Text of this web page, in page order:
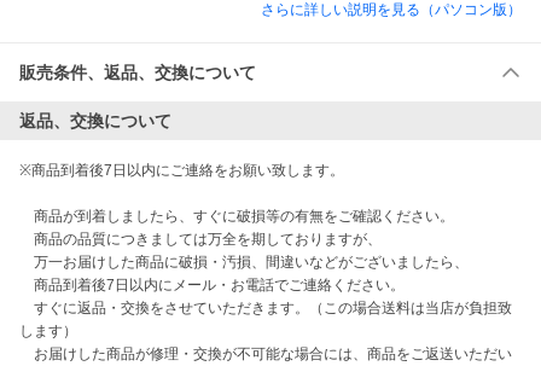
さらに詳しい説明を見る（パソコン版）
販売条件、返品、交換について
返品、交換について
※商品到着後7日以内にご連絡をお願い致します。
します）